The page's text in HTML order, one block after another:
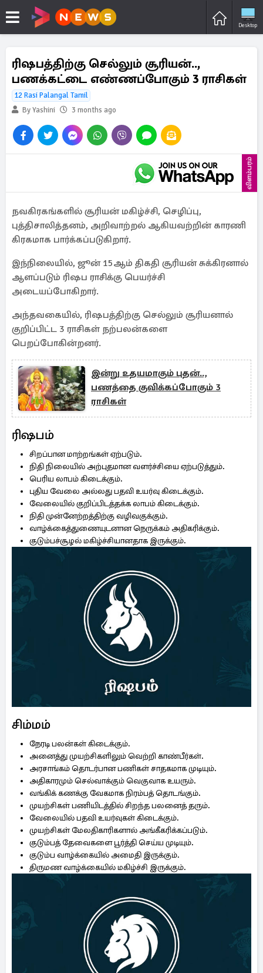
Desktop
ரிஷபத்திற்கு செல்லும் சூரியன்..,
பணக்கட்டை எண்ணப்போகும் 3 ராசிகள்
12 Rasi Palangal Tamil
By Yashini
3 months ago
விளம்பரம்
நவகிரகங்களில் சூரியன் மகிழ்ச்சி, செழிப்பு,
புத்திசாலித்தனம், அறிவாற்றல் ஆகியவற்றின் காரணி
கிரகமாக பார்க்கப்படுகிறார்.
இந்நிலையில், ஜூன் 15ஆம் திகதி சூரியன் சுக்கிரனால்
ஆளப்படும் ரிஷப ராசிக்கு பெயர்ச்சி
அடையப்போகிறார்.
அந்தவகையில், ரிஷபத்திற்கு செல்லும் சூரியனால்
குறிப்பிட்ட 3 ராசிகள் நற்பலன்களை
பெறப்போகின்றனர்.
இன்று உதயமாகும் புதன்..,
பணத்தை குவிக்கப்போகும் 3
ராசிகள்
ரிஷபம்
சிறப்பான மாற்றங்கள் ஏற்படும்.
நிதி நிலையில் அற்புதமான வளர்ச்சியை ஏற்படுத்தும்.
பெரிய லாபம் கிடைக்கும்.
புதிய வேலை அல்லது பதவி உயர்வு கிடைக்கும்.
வேலையில் குறிப்பிடத்தக்க லாபம் கிடைக்கும்.
நிதி முன்னேற்றத்திற்கு வழிவகுக்கும்.
வாழ்க்கைத்துணையுடனான நெருக்கம் அதிகரிக்கும்.
குடும்பச்சூழல் மகிழ்ச்சியானதாக இருக்கும்.
சிம்மம்
நேரடி பலன்கள் கிடைக்கும்.
அனைத்து முயற்சிகளிலும் வெற்றி காண்பீர்கள்.
அரசாங்கம் தொடர்பான பணிகள் சாதகமாக முடியும்.
அதிகாரமும் செல்வாக்கும் வெகுவாக உயரும்.
வங்கிக் கணக்கு வேகமாக நிரம்பத் தொடங்கும்.
முயற்சிகள் பணியிடத்தில் சிறந்த பலனைத் தரும்.
வேலையில் பதவி உயர்வுகள் கிடைக்கும்.
முயற்சிகள் மேலதிகாரிகளால் அங்கீகரிக்கப்படும்.
குடும்பத் தேவைகளை பூர்த்தி செய்ய முடியும்.
குடும்ப வாழ்க்கையில் அமைதி இருக்கும்.
திருமண வாழ்க்கையில் மகிழ்ச்சி இருக்கும்.